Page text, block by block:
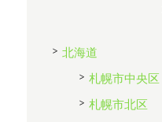
北海道
札幌市中央区
札幌市北区